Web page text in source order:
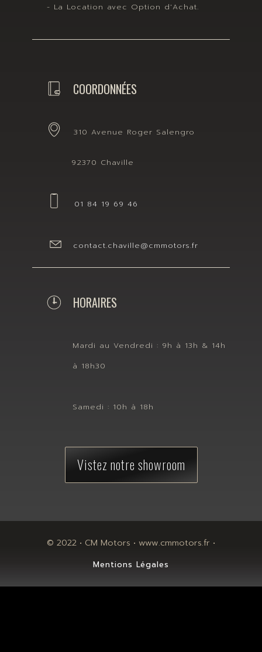
- La Location avec Option d'Achat.
COORDONNÉES
310 Avenue Roger Salengro
92370 Chaville
01 84 19 69 46
contact.chaville@cmmotors.fr
HORAIRES
Mardi au Vendredi : 9h à 13h & 14h
à 18h30
Samedi : 10h à 18h
Vistez notre showroom
© 2022 • CM Motors • www.cmmotors.fr •
Mentions Légales